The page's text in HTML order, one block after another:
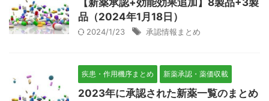
【新薬承認+効能効果追加】8製品+3製
品（2024年1月18日）
2024/1/23 承認情報まとめ
疾患・作用機序まとめ 新薬承認・薬価収載
2023年に承認された新薬一覧のまとめ